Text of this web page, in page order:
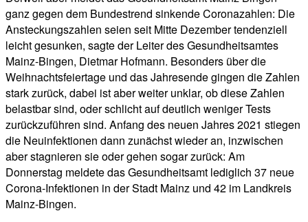
ganz gegen dem Bundestrend sinkende Coronazahlen: Die
Ansteckungszahlen seien seit Mitte Dezember tendenziell
leicht gesunken, sagte der Leiter des Gesundheitsamtes
Mainz-Bingen, Dietmar Hofmann. Besonders über die
Weihnachtsfeiertage und das Jahresende gingen die Zahlen
stark zurück, dabei ist aber weiter unklar, ob diese Zahlen
belastbar sind, oder schlicht auf deutlich weniger Tests
zurückzuführen sind. Anfang des neuen Jahres 2021 stiegen
die Neuinfektionen dann zunächst wieder an, inzwischen
aber stagnieren sie oder gehen sogar zurück: Am
Donnerstag meldete das Gesundheitsamt lediglich 37 neue
Corona-Infektionen in der Stadt Mainz und 42 im Landkreis
Mainz-Bingen.